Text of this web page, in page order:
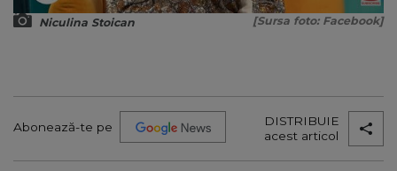
Niculina Stoican [Sursa foto: Facebook]
Abonează-te pe
DISTRIBUIE
acest articol